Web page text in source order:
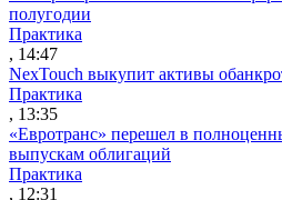
полугодии
Практика
, 14:47
NexTouch выкупит активы
Практика
, 13:35
«Евротранс» перешел в
выпускам облигаций
Практика
, 12:31